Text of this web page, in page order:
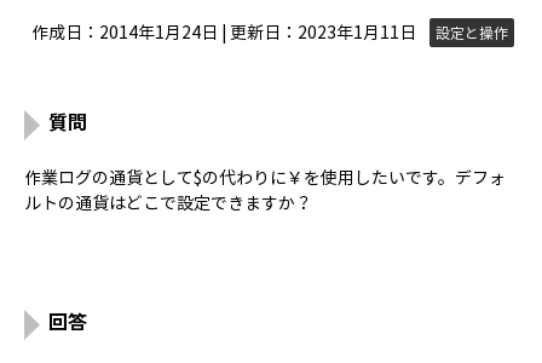
作成日：2014年1月24日 | 更新日：2023年1月11日 設定と操作
質問
作業ログの通貨として$の代わりに￥を使用したいです。デフォ
ルトの通貨はどこで設定できますか？
回答